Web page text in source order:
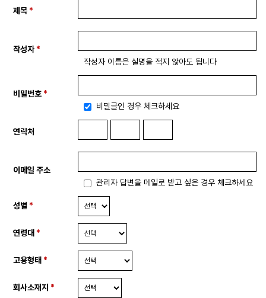
제목 *
작성자 *
작성자 이름은 실명을 적지 않아도 됩니다
비밀번호 *
비밀글인 경우 체크하세요
연락처
이메일 주소
관리자 답변을 메일로 받고 싶은 경우 체크하세요
성별 *
연령대 *
고용형태 *
회사소재지 *